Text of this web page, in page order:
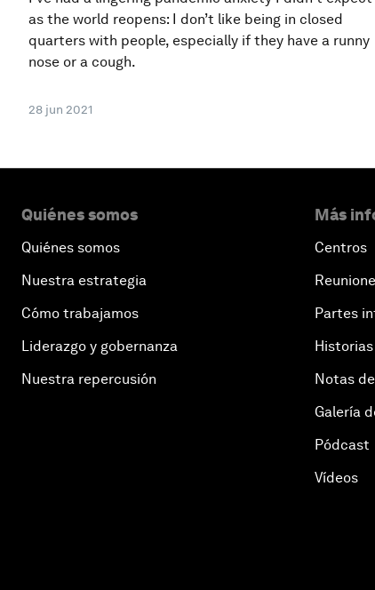
as the world reopens: I don’t like being in closed
quarters with people, especially if they have a runny
nose or a cough.
28 jun 2021
Quiénes somos
Quiénes somos
Nuestra estrategia
Cómo trabajamos
Liderazgo y gobernanza
Nuestra repercusión
Más
Centros
Partes
Notas
Galería
Pódcast
Vídeos